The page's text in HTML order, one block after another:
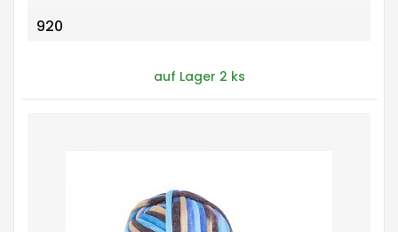
920
auf Lager 2 ks